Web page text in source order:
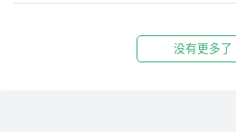
没有更多了